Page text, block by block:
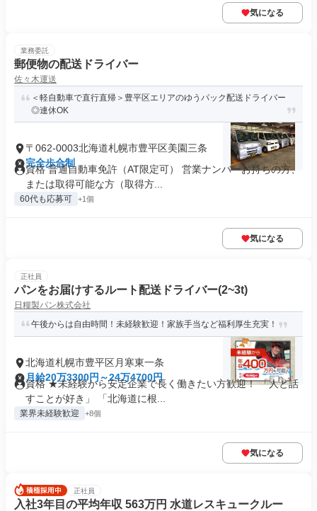
気になる
業務委託
郵便物の配送ドライバー
佐々木運送
＜軽自動車で直行直帰＞豊平区エリアのゆうパック配送ドライバー
◎連休OK
〒062-0003北海道札幌市豊平区美園三条
完全歩合制
資格 普通自動車免許（AT限定可） 営業ナンバーお持ちの方、
または取得可能な方（取得方...
60代も応募可 +1個
気になる
正社員
パンをお届けするルート配送ドライバー(2~3t)
日糧製パン株式会社
午後からは自由時間！未経験歓迎！家族手当など福利厚生充実！
北海道札幌市豊平区月寒東一条
月給20万3300円～24万4700円
資格 ★未経験から安定企業で長く働きたい方歓迎！ 「人と話
すことが好き」 「北海道に根...
業界未経験歓迎 +8個
気になる
正社員
入社3年目の平均年収 563万円 水道レスキュークルー